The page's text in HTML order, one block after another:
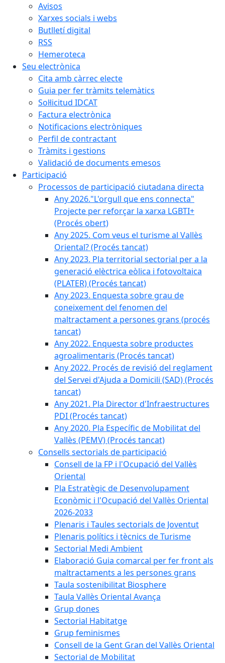
Avisos
Xarxes socials i webs
Butlletí digital
RSS
Hemeroteca
Seu electrònica
Cita amb càrrec electe
Guia per fer tràmits telemàtics
Sol·licitud IDCAT
Factura electrònica
Notificacions electròniques
Perfil de contractant
Tràmits i gestions
Validació de documents emesos
Participació
Processos de participació ciutadana directa
Any 2026."L'orgull que ens connecta"
Projecte per reforçar la xarxa LGBTI+
(Procés obert)
Any 2025. Com veus el turisme al Vallès
Oriental? (Procés tancat)
Any 2023. Pla territorial sectorial per a la
generació elèctrica eòlica i fotovoltaica
(PLATER) (Procés tancat)
Any 2023. Enquesta sobre grau de
coneixement del fenomen del
maltractament a persones grans (procés
tancat)
Any 2022. Enquesta sobre productes
agroalimentaris (Procés tancat)
Any 2022. Procés de revisió del reglament
del Servei d'Ajuda a Domicili (SAD) (Procés
tancat)
Any 2021. Pla Director d'Infraestructures
PDI (Procés tancat)
Any 2020. Pla Específic de Mobilitat del
Vallès (PEMV) (Procés tancat)
Consells sectorials de participació
Consell de la FP i l'Ocupació del Vallès
Oriental
Pla Estratègic de Desenvolupament
Econòmic i l'Ocupació del Vallès Oriental
2026-2033
Plenaris i Taules sectorials de Joventut
Plenaris polítics i tècnics de Turisme
Sectorial Medi Ambient
Elaboració Guia comarcal per fer front als
maltractaments a les persones grans
Taula sostenibilitat Biosphere
Taula Vallès Oriental Avança
Grup dones
Sectorial Habitatge
Grup feminismes
Consell de la Gent Gran del Vallès Oriental
Sectorial de Mobilitat